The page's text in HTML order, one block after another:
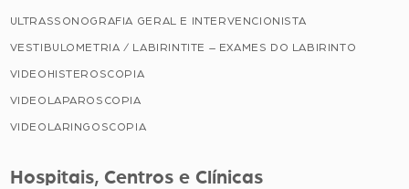
ULTRASSONOGRAFIA GERAL E INTERVENCIONISTA
VESTIBULOMETRIA / LABIRINTITE – EXAMES DO LABIRINTO
VIDEOHISTEROSCOPIA
VIDEOLAPAROSCOPIA
VIDEOLARINGOSCOPIA
Hospitais, Centros e Clínicas